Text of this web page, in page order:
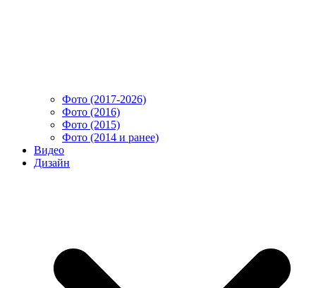
Фото (2017-2026)
Фото (2016)
Фото (2015)
Фото (2014 и ранее)
Видео
Дизайн